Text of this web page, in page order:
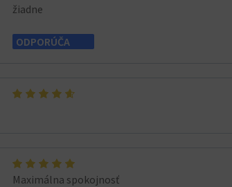
žiadne
ODPORÚČA
Maximálna spokojnosť